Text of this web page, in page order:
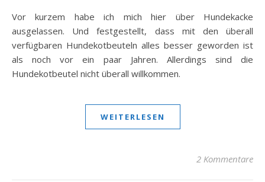
Vor kurzem habe ich mich hier über Hundekacke
ausgelassen. Und festgestellt, dass mit den überall
verfügbaren Hundekotbeuteln alles besser geworden ist
als noch vor ein paar Jahren. Allerdings sind die
Hundekotbeutel nicht überall willkommen.
WEITERLESEN
2 Kommentare